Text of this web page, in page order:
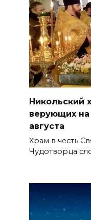
Никольский
верующих
августа
Храм в честь
Чудотворца